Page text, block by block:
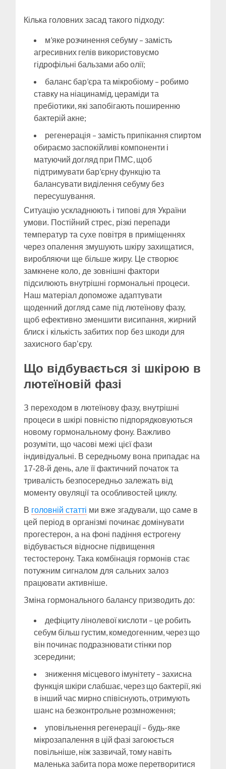
Кілька головних засад такого підходу:
м’яке розчинення себуму – замість
агресивних гелів використовуємо
гідрофільні бальзами або олії;
баланс бар’єра та мікробіому – робимо
ставку на ніацинамід, цераміди та
пребіотики, які запобігають поширенню
бактерій акне;
регенерація – замість припікання спиртом
обираємо заспокійливі компоненти і
матуючий догляд при ПМС, щоб
підтримувати бар’єрну функцію та
балансувати виділення себуму без
пересушування.
Ситуацію ускладнюють і типові для України
умови. Постійний стрес, різкі перепади
температур та сухе повітря в приміщеннях
через опалення змушують шкіру захищатися,
виробляючи ще більше жиру. Це створює
замкнене коло, де зовнішні фактори
підсилюють внутрішні гормональні процеси.
Наш матеріал допоможе адаптувати
щоденний догляд саме під лютеїнову фазу,
щоб ефективно зменшити висипання, жирний
блиск і кількість забитих пор без шкоди для
захисного бар’єру.
Що відбувається зі шкірою в
лютеїновій фазі
З переходом в лютеїнову фазу, внутрішні
процеси в шкірі повністю підпорядковуються
новому гормональному фону. Важливо
розуміти, що часові межі цієї фази
індивідуальні. В середньому вона припадає на
17-28-й день, але її фактичний початок та
тривалість безпосередньо залежать від
моменту овуляції та особливостей циклу.
В головній статті ми вже згадували, що саме в
цей період в організмі починає домінувати
прогестерон, а на фоні падіння естрогену
відбувається відносне підвищення
тестостерону. Така комбінація гормонів стає
потужним сигналом для сальних залоз
працювати активніше.
Зміна гормонального балансу призводить до:
дефіциту лінолевої кислоти – це робить
себум більш густим, комедогенним, через що
він починає подразнювати стінки пор
зсередини;
зниження місцевого імунітету – захисна
функція шкіри слабшає, через що бактерії, які
в інший час мирно співіснують, отримують
шанс на безконтрольне розмноження;
уповільнення регенерації – будь-яке
мікрозапалення в цій фазі загоюється
повільніше, ніж зазвичай, тому навіть
маленька забита пора може перетворитися